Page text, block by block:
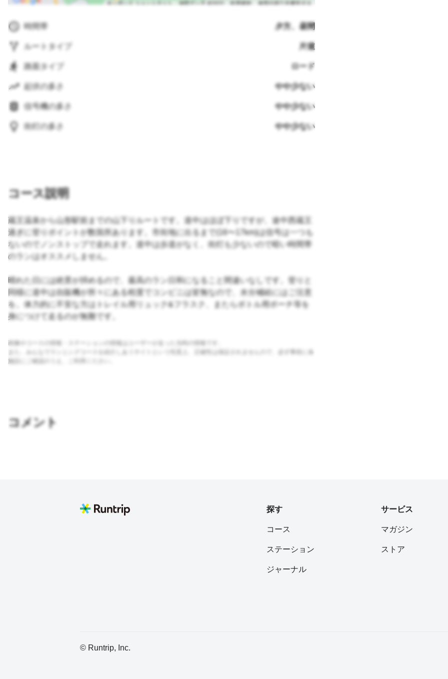
時間帯 夕方、昼間
ルートタイプ 片道
路面タイプ ロード
起伏の多さ やや少ない
信号機の多さ やや少ない
街灯の多さ やや少ない
コース説明
蔵王温泉から山形駅前までの山下りルートです。道中はほぼ下りですが、途中西蔵王
過ぎに登りポイントが数箇所あります。市街地に出るまで(16〜17km)は信号は一つも
ないのでノンストップで走れます。道中は歩道がなく、街灯も少ないので暗い時間帯
のランはオススメしません。
晴れた日には絶景が拝めるので、最高のラン日和になること間違いなしです。登りと
同様に道中は自販機が所々にある程度でコンビニは皆無なので、水分補給にはご注意
を。体力的に不安な方はトレイル用リュック&フラスク、またらボトル用ポーチ等を
身につけて走るのが無難です。
画像やコースの情報・ステーションの情報はユーザーが走った当時の情報です。
また、みんなでランニングコースを紹介しあうサイトという性質上、正確性は保証されませんので、必ず事前に各
施設にご確認のうえ、ご利用ください。
コメント
探す
コース
ステーション
ジャーナル
サービス
マガジン
ストア
© Runtrip, Inc.